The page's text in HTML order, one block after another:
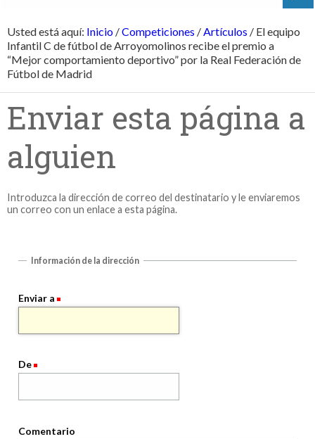
Usted está aquí: Inicio /Competiciones /Artículos / El equipo
Infantil C de fútbol de Arroyomolinos recibe el premio a
“Mejor comportamiento deportivo” por la Real Federación de
Fútbol de Madrid
Enviar esta página a
alguien
Introduzca la dirección de correo del destinatario y le enviaremos
un correo con un enlace a esta página.
Información de la dirección
Enviar a
De
Comentario